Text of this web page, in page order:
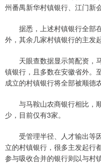
州番禺新华村镇银行、江门新
据悉，上述村镇银行全部
外，其余几家村镇银行的主发
天眼查数据显示简配资，
镇银行，且多数在安徽省外。
成立的村镇银行将全部被顺德
与马鞍山农商银行相比，
少，目前仅有3家。
受管理半径、人才输出等
立的村镇银行，很多主发起行
参与吸收合并的银行则以与村